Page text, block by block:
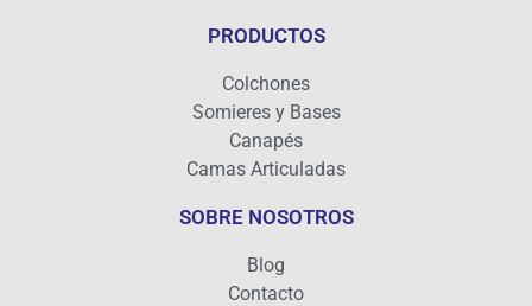
PRODUCTOS
Colchones
Somieres y Bases
Canapés
Camas Articuladas
SOBRE NOSOTROS
Blog
Contacto